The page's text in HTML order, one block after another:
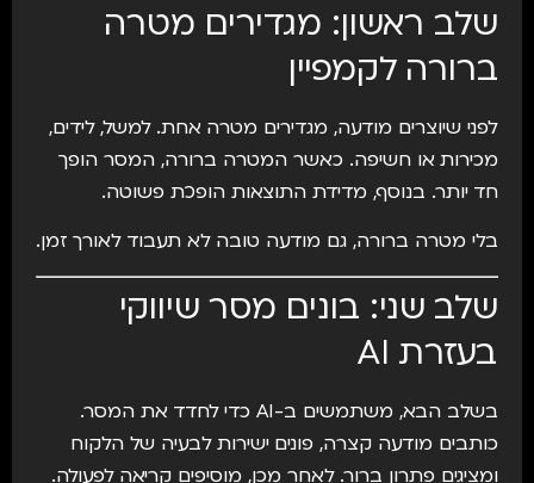
שלב ראשון: מגדירים מטרה
ברורה לקמפיין
לפני שיוצרים מודעה, מגדירים מטרה אחת. למשל, לידים,
מכירות או חשיפה. כאשר המטרה ברורה, המסר הופך
חד יותר. בנוסף, מדידת התוצאות הופכת פשוטה.
בלי מטרה ברורה, גם מודעה טובה לא תעבוד לאורך זמן.
שלב שני: בונים מסר שיווקי
בעזרת AI
בשלב הבא, משתמשים ב-AI כדי לחדד את המסר.
כותבים מודעה קצרה, פונים ישירות לבעיה של הלקוח
ומציגים פתרון ברור. לאחר מכן, מוסיפים קריאה לפעולה.